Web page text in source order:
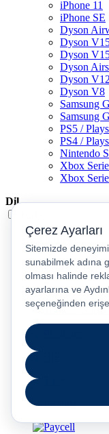
iPhone 11
iPhone SE
Dyson
Dyson
Dyson
Dyson
Dyson V12
Dyson V8
Samsung
Samsung
PS5 /
PS4 /
Nintendo
Xbox
Xbox
Dil
English
عربى
русский